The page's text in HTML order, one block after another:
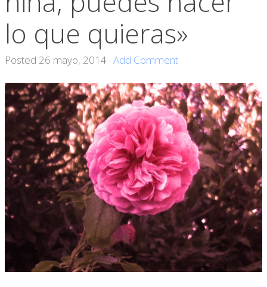
lo que quieras»
Posted 26 mayo, 2014 · Add Comment